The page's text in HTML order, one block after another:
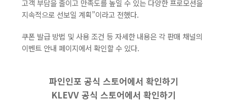
고객 부담을 줄이고 만족도를 높일 수 있는 다양한 프로모션을
지속적으로 선보일 계획”이라고 전했다.
쿠폰 발급 방법 및 사용 조건 등 자세한 내용은 각 판매 채널의
이벤트 안내 페이지에서 확인할 수 있다.
파인인포 공식 스토어에서 확인하기
KLEVV 공식 스토어에서 확인하기